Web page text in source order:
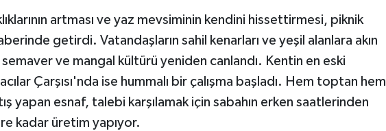
artması ve yaz mevsiminin kendini hissettirmesi, piknik
getirdi. Vatandaşların sahil kenarları ve yeşil alanlara akın
ve mangal kültürü yeniden canlandı. Kentin en eski
Çarşısı'nda ise hummalı bir çalışma başladı. Hem toptan hem
yapan esnaf, talebi karşılamak için sabahın erken saatlerinden
kadar üretim yapıyor.